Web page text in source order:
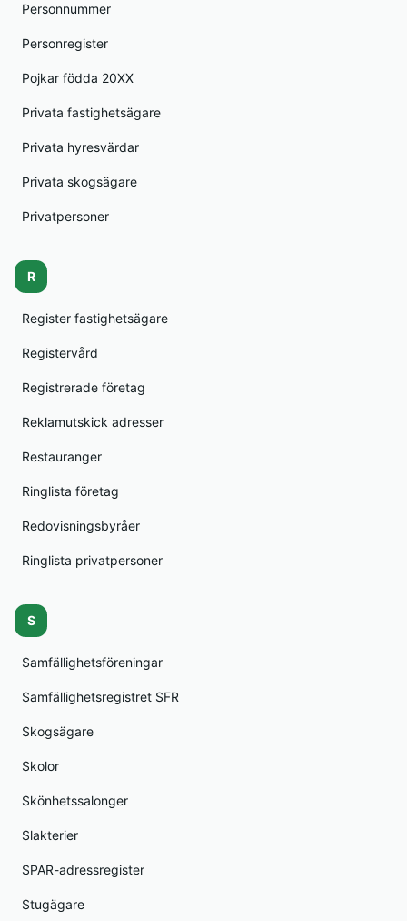
Personnummer
Personregister
Pojkar födda 20XX
Privata fastighetsägare
Privata hyresvärdar
Privata skogsägare
Privatpersoner
R
Register fastighetsägare
Registervård
Registrerade företag
Reklamutskick adresser
Restauranger
Ringlista företag
Redovisningsbyråer
Ringlista privatpersoner
S
Samfällighetsföreningar
Samfällighetsregistret SFR
Skogsägare
Skolor
Skönhetssalonger
Slakterier
SPAR-adressregister
Stugägare